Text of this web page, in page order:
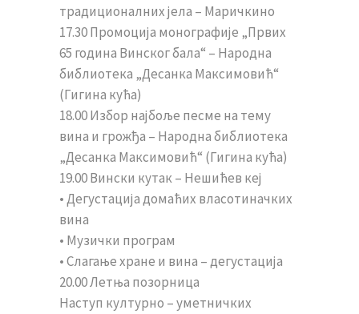
традиционалних јела – Маричкино
17.30 Промоција монографије „Првих
65 година Винског бала“ – Народна
библиотека „Десанка Максимовић“
(Гигина кућа)
18.00 Избор најбоље песме на тему
вина и грожђа – Народна библиотека
„Десанка Максимовић“ (Гигина кућа)
19.00 Вински кутак – Нешићев кеј
• Дегустација домаћих власотиначких
вина
• Музички програм
• Слагање хране и вина – дегустација
20.00 Летња позорница
Наступ културно – уметничких